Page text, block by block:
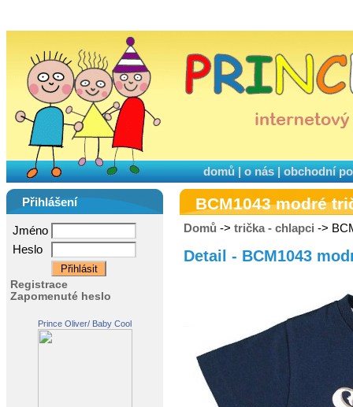
domů|o nás|obchodní
Přihlášení
Jméno
Heslo
Registrace
Zapomenuté heslo
Prince Oliver/ Baby Cool
BCM1043 modré
Domů -> trička - chlapci ->
Detail - BCM1043